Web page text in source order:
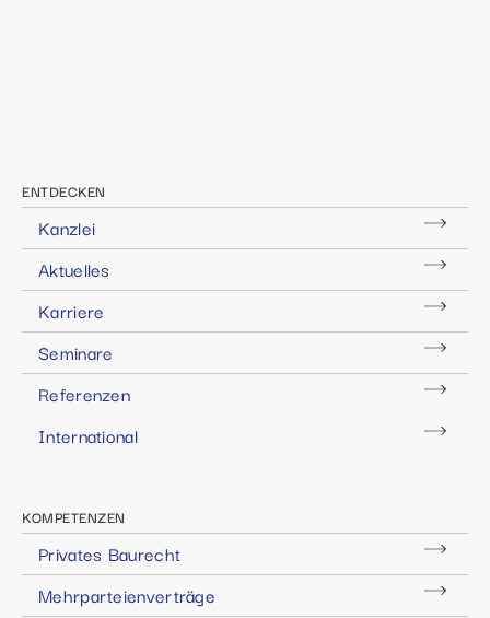
ENTDECKEN
Kanzlei
Aktuelles
Karriere
Seminare
Referenzen
International
KOMPETENZEN
Privates Baurecht
Mehrparteienverträge